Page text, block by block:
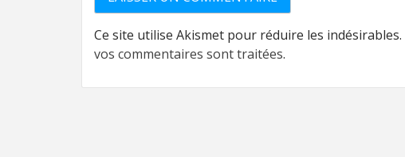
Ce site utilise Akismet pour réduire les indésirables.
vos commentaires sont traitées.